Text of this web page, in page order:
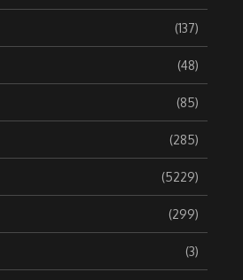
(137)
(48)
(85)
(285)
(5229)
(299)
(3)